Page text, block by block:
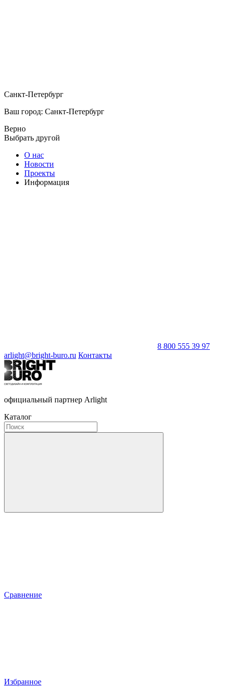
Санкт-Петербург
Ваш город: Санкт-Петербург
Верно
Выбрать другой
О нас
Новости
Проекты
Информация
8 800 555 39 97
arlight@bright-buro.ru Контакты
официальный партнер Arlight
Каталог
Сравнение
Избранное